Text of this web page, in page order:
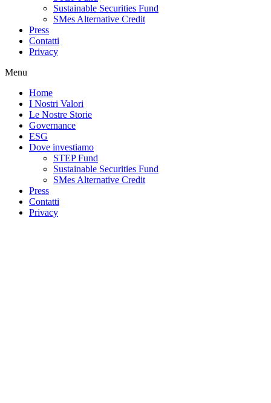
Sustainable Securities Fund
SMes Alternative Credit
Press
Contatti
Privacy
Menu
Home
I Nostri Valori
Le Nostre Storie
Governance
ESG
Dove investiamo
STEP Fund
Sustainable Securities Fund
SMes Alternative Credit
Press
Contatti
Privacy